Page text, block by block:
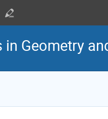
in Geometry